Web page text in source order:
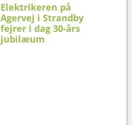
Elektrikeren på
Agervej i Strandby
fejrer i dag 30-års
jubilæum